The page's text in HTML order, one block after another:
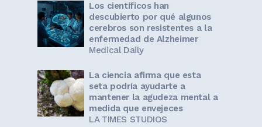
Los científicos han
descubierto por qué algunos
cerebros son resistentes a la
enfermedad de Alzheimer
Medical Daily
La ciencia afirma que esta
seta podría ayudarte a
mantener la agudeza mental a
medida que envejeces
LA TIMES STUDIOS